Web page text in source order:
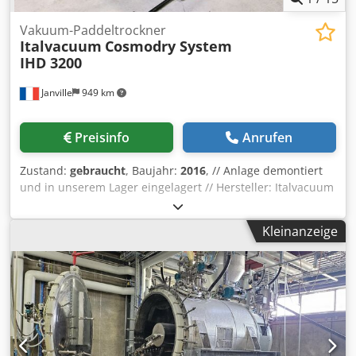
Janville 949 km
Vakuum-Paddeltrockner
Italvacuum Cosmodry System
IHD 3200
Preisinfo Anrufen
Zustand: gebraucht, Baujahr: 2016, // Anlage demontiert
und in unserem Lager eingelagert // Hersteller: Italvacuum
Modell: Cosmodry System IHD 3200 Baujahr: 2016 Typ:
Horizontaler Vakuum-Paddeltrockner Anwendung:
Trocknung von feuchten Pulvern ATEX (Eex) Einheit: ja
Einsatzgebiete: Feinchemie, Pharmazeutika (API),
Zwischenprodukte A) Rührwerk: Konzentrisches Rührwerk
mit beheizter Welle, mehrteilig demontierbar (Doppelte
Gleitringdichtung) Antrieb: (CEMP) – Leistung 30 kW +
Getriebe + Kette Rührgeschwindigkeit: 1,6 ÷ 8,1 U/min
ATEX: explosionsgeschützte Ausführung ATEX II 2GD
Kleinanzeige